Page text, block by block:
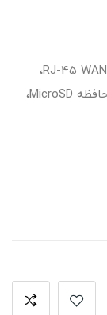
رابط‌ها:پورت RJ-45 LAN، پورت RJ-45 WAN/LAN،
پورت USB، شیار سیم کارت، شیار کارت حافظه MicroSD،